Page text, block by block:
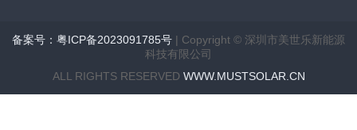
备案号：粤ICP备2023091785号 | Copyright © 深圳市美世乐新能源
科技有限公司
ALL RIGHTS RESERVED WWW.MUSTSOLAR.CN